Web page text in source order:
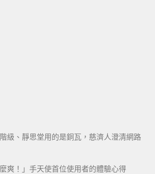
級、靜思堂用的是銅瓦，慈濟人澄清網路
爽！」手天使首位使用者的體驗心得